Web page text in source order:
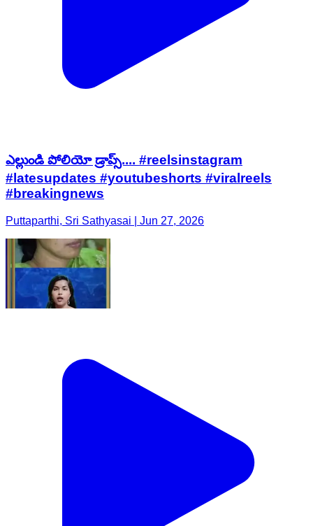
ఎల్లుండి పోలియో డ్రాప్స్.... #reelsinstagram
#latesupdates #youtubeshorts #viralreels
#breakingnews
Puttaparthi, Sri Sathyasai | Jun 27, 2026